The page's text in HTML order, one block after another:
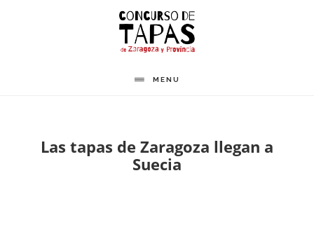
MENU
Las tapas de Zaragoza llegan a
Suecia